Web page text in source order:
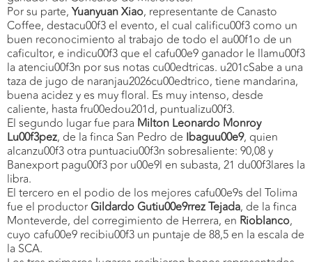
Por su parte,Yuanyuan Xiao, representante de Canasto
Coffee, destacu00f3 el evento, el cual calificu00f3 como un
buen reconocimiento al trabajo de todo el au00f1o de un
caficultor, e indicu00f3 que el cafu00e9 ganador le llamu00f3
la atenciu00f3n por sus notas cu00edtricas. u201cSabe a una
taza de jugo de naranjau2026cu00edtrico, tiene mandarina,
buena acidez y es muy floral. Es muy intenso, desde
caliente, hasta fru00edou201d, puntualizu00f3.
El segundo lugar fue para Milton Leonardo Monroy
Lu00f3pez, de la finca San Pedro de Ibaguu00e9, quien
alcanzu00f3 otra puntuaciu00f3n sobresaliente: 90,08 y
Banexport pagu00f3 por u00e9l en subasta, 21 du00f3lares la
libra.
El tercero en el podio de los mejores cafu00e9s del Tolima
fue el productor Gildardo Gutiu00e9rrez Tejada, de la finca
Monteverde, del corregimiento de Herrera, en Rioblanco,
cuyo cafu00e9 recibiu00f3 un puntaje de 88,5 en la escala de
la SCA.